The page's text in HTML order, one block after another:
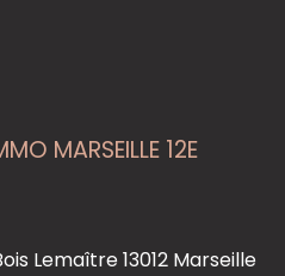
MARSEILLE 12E
Lemaître13012 Marseille